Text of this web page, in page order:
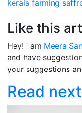
kerala farming
Like this
Hey! I am Meera
and have
your suggestions
Read next